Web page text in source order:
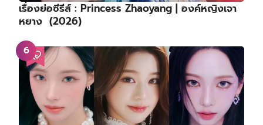
เรื่องย่อซีรีส์ : Princess Zhaoyang | องค์หญิงเจา
หยาง (2026)